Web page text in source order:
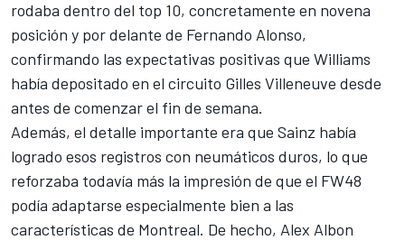
rodaba dentro del top 10, concretamente en novena
posición y por delante de Fernando Alonso,
confirmando las expectativas positivas que Williams
había depositado en el circuito Gilles Villeneuve desde
antes de comenzar el fin de semana.
Además, el detalle importante era que Sainz había
logrado esos registros con neumáticos duros, lo que
reforzaba todavía más la impresión de que el FW48
podía adaptarse especialmente bien a las
características de Montreal. De hecho, Alex Albon